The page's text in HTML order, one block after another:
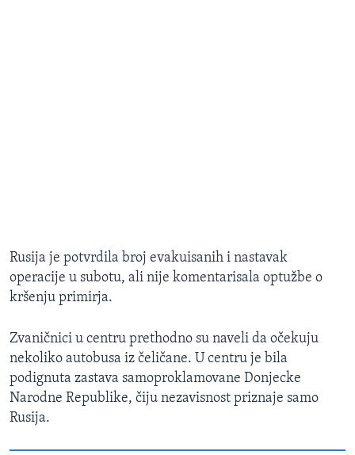
Rusija je potvrdila broj evakuisanih i nastavak
operacije u subotu, ali nije komentarisala optužbe o
kršenju primirja.
Zvaničnici u centru prethodno su naveli da očekuju
nekoliko autobusa iz čeličane. U centru je bila
podignuta zastava samoproklamovane Donjecke
Narodne Republike, čiju nezavisnost priznaje samo
Rusija.